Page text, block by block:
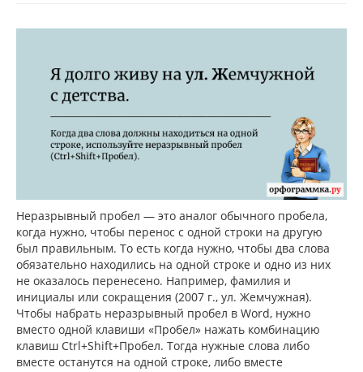
Неразрывный пробел — это аналог обычного пробела,
когда нужно, чтобы перенос с одной строки на другую
был правильным. То есть когда нужно, чтобы два слова
обязательно находились на одной строке и одно из них
не оказалось перенесено. Например, фамилия и
инициалы или сокращения (2007 г., ул. Жемчужная).
Чтобы набрать неразрывный пробел в Word, нужно
вместо одной клавиши «Пробел» нажать комбинацию
клавиш Ctrl+Shift+Пробел. Тогда нужные слова либо
вместе останутся на одной строке, либо вместе